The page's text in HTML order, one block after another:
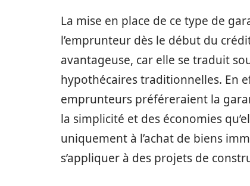
La mise en place de ce type de
l’emprunteur dès le début du
avantageuse, car elle se traduit
hypothécaires traditionnelles. En
emprunteurs préféreraient la
la simplicité et des économies
uniquement à l’achat de biens
s’appliquer à des projets de